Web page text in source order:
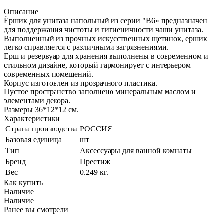
Описание
Ёршик для унитаза напольный из серии "В6» предназначен
для поддержания чистоты и гигиеничности чаши унитаза.
Выполненный из прочных искусственных щетинок, ершик
легко справляется с различными загрязнениями.
Ерш и резервуар для хранения выполнены в современном и
стильном дизайне, который гармонирует с интерьером
современных помещений.
Корпус изготовлен из прозрачного пластика.
Пустое пространство заполнено минеральным маслом и
элементами декора.
Размеры 36*12*12 см.
Характеристики
Страна производства РОССИЯ
Базовая единица
шт
Тип
Аксессуары для ванной комнаты
Бренд
Престиж
Вес
0.249 кг.
Как купить
Наличие
Наличие
Ранее вы смотрели